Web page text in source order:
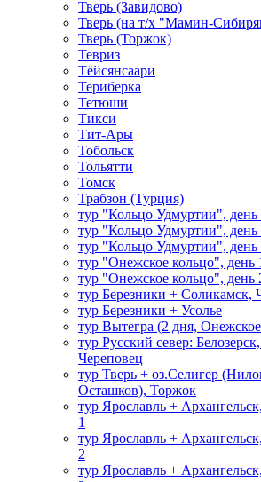
Тверь (Завидово)
Тверь (на т/х "Мамин-
Тверь (Торжок)
Тевриз
Тёйсянсаари
Териберка
Тетюши
Тикси
Тит-Ары
Тобольск
Тольятти
Томск
Трабзон (Турция)
тур "Кольцо Удмуртии", день
тур "Кольцо Удмуртии", день
тур "Кольцо Удмуртии", день
тур "Онежское кольцо", день
тур "Онежское кольцо", день
тур Березники + Соликамск,
тур Березники + Усолье
тур Вытегра (2 дня,
тур Русский север:
Череповец
тур Тверь + оз.Селигер
Осташков), Торжок
тур Ярославль +
1
тур Ярославль +
2
тур Ярославль +